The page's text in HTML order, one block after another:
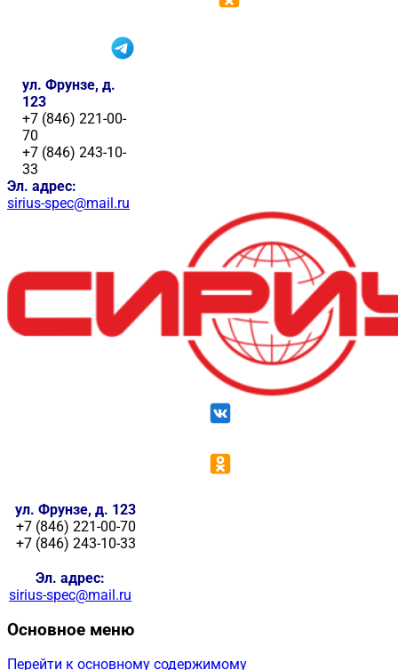
ул. Фрунзе, д.
123
+7 (846) 221-00-
70
+7 (846) 243-10-
33
Эл. адрес:
sirius-spec@mail.ru
ул. Фрунзе, д. 123
+7 (846) 221-00-70
+7 (846) 243-10-33
Эл. адрес:
sirius-spec@mail.ru
Основное меню
Перейти к основному содержимому